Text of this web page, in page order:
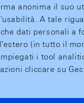
anonima il suo
A tale
dati personali a
(in tutto il
i tool
cliccare su